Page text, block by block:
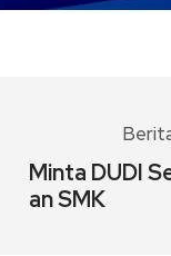
Minta DUDI
an SMK